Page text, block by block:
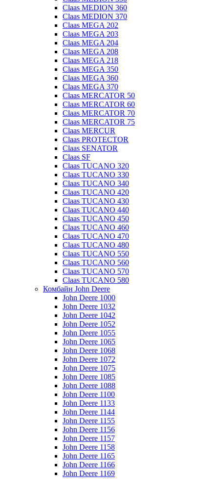
Claas MEDION 360
Claas MEDION 370
Claas MEGA 202
Claas MEGA 203
Claas MEGA 204
Claas MEGA 208
Claas MEGA 218
Claas MEGA 350
Claas MEGA 360
Claas MEGA 370
Claas MERCATOR 50
Claas MERCATOR 60
Claas MERCATOR 70
Claas MERCATOR 75
Claas MERCUR
Claas PROTECTOR
Claas SENATOR
Claas SF
Claas TUCANO 320
Claas TUCANO 330
Claas TUCANO 340
Claas TUCANO 420
Claas TUCANO 430
Claas TUCANO 440
Claas TUCANO 450
Claas TUCANO 460
Claas TUCANO 470
Claas TUCANO 480
Claas TUCANO 550
Claas TUCANO 560
Claas TUCANO 570
Claas TUCANO 580
Комбайн John Deere
John Deere 1000
John Deere 1032
John Deere 1042
John Deere 1052
John Deere 1055
John Deere 1065
John Deere 1068
John Deere 1072
John Deere 1075
John Deere 1085
John Deere 1088
John Deere 1100
John Deere 1133
John Deere 1144
John Deere 1155
John Deere 1156
John Deere 1157
John Deere 1158
John Deere 1165
John Deere 1166
John Deere 1169